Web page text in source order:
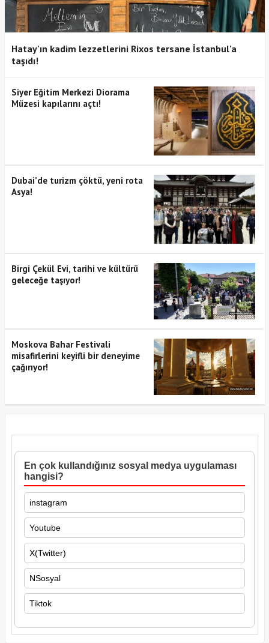
Hatay'ın kadim lezzetlerini Rixos tersane İstanbul'a
taşıdı!
Siyer Eğitim Merkezi Diorama
Müzesi kapılarını açtı!
Dubai’de turizm çöktü, yeni rota
Asya!
Birgi Çekül Evi, tarihi ve kültürü
geleceğe taşıyor!
Moskova Bahar Festivali
misafirlerini keyifli bir deneyime
çağırıyor!
En çok kullandığınız sosyal medya uygulaması
hangisi?
instagram
Youtube
X(Twitter)
NSosyal
Tiktok